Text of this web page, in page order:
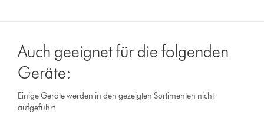
Auch geeignet für die folgenden
Geräte:
Einige Geräte werden in den gezeigten Sortimenten nicht
aufgeführt